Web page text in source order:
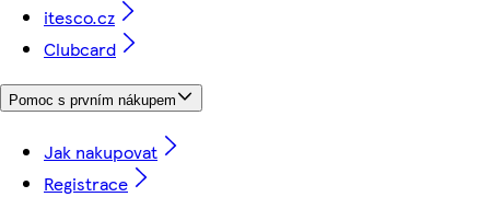
itesco.cz
Clubcard
Pomoc s prvním nákupem
Jak nakupovat
Registrace